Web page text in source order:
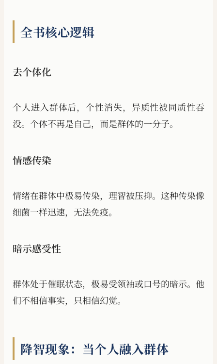
全书核心逻辑
去个体化
个人进入群体后，个性消失，异质性被同质性吞
没。个体不再是自己，而是群体的一分子。
情感传染
情绪在群体中极易传染，理智被压抑。这种传染像
细菌一样迅速，无法免疫。
暗示感受性
群体处于催眠状态，极易受领袖或口号的暗示。他
们不相信事实，只相信幻觉。
降智现象：当个人融入群体